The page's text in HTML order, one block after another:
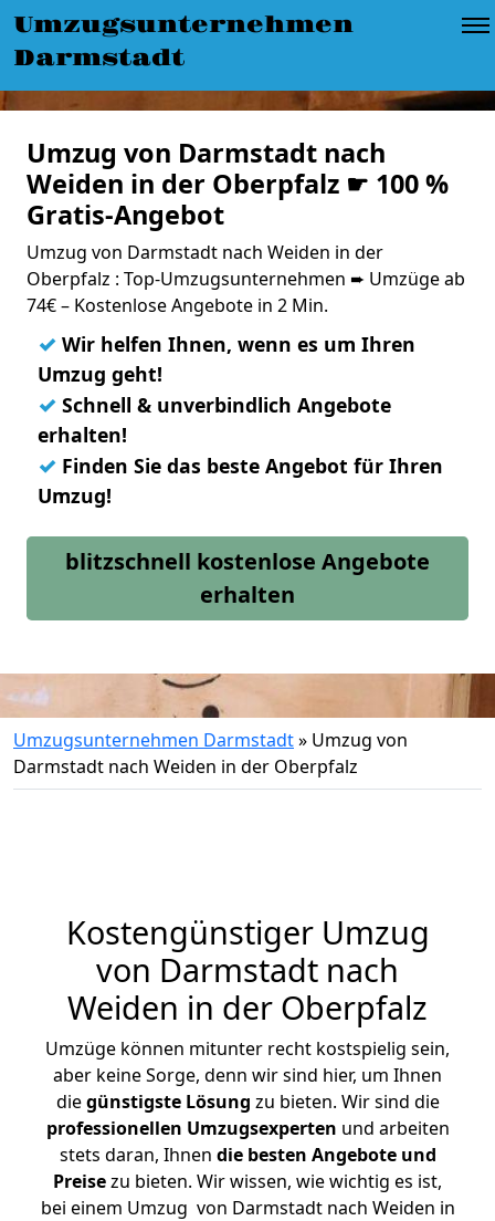
Umzugsunternehmen
Darmstadt
Umzug von Darmstadt nach
Weiden in der Oberpfalz ☛ 100 %
Gratis-Angebot
Umzug von Darmstadt nach Weiden in der
Oberpfalz : Top-Umzugsunternehmen ➨ Umzüge ab
74€ – Kostenlose Angebote in 2 Min.
✓ Wir helfen Ihnen, wenn es um Ihren
Umzug geht!
✓ Schnell & unverbindlich Angebote
erhalten!
✓ Finden Sie das beste Angebot für Ihren
Umzug!
blitzschnell kostenlose Angebote
erhalten
Umzugsunternehmen Darmstadt» Umzug von
Darmstadt nach Weiden in der Oberpfalz
Kostengünstiger Umzug
von Darmstadt nach
Weiden in der Oberpfalz
Umzüge können mitunter recht kostspielig sein,
aber keine Sorge, denn wir sind hier, um Ihnen
diegünstigste Lösung zu bieten. Wir sind die
professionellen Umzugsexperten und arbeiten
stets daran, Ihnen die besten Angebote und
Preisezu bieten. Wir wissen, wie wichtig es ist,
bei einem Umzug von Darmstadt nach Weiden in